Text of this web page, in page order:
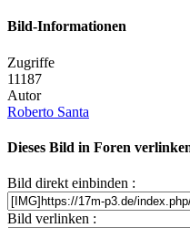
Bild-Informationen
Zugriffe
11187
Autor
Roberto Santa
Dieses Bild in Foren
Bild direkt einbinden :
Bild verlinken :